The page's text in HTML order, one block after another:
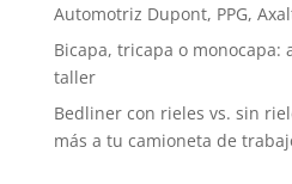
Automotriz Dupont, PPG,
Bicapa, tricapa o
taller
Bedliner con rieles vs. sin
más a tu camioneta de